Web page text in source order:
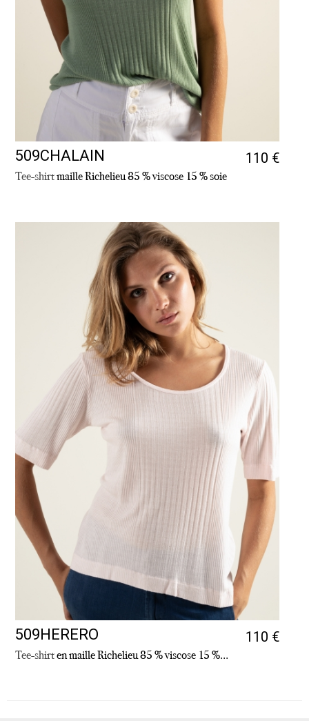
509CHALAIN
Tee-shirtmaille Richelieu 85 % viscose 15 % soie
110 €
509HERERO
Tee-shirten maille Richelieu 85 % viscose 15 %...
110 €